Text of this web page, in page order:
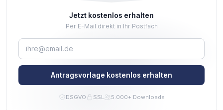
Jetzt kostenlos erhalten
Per E-Mail direkt in Ihr Postfach
E-Mail-Adresse
Antragsvorlage kostenlos erhalten
DSGVO SSL 5.000+ Downloads